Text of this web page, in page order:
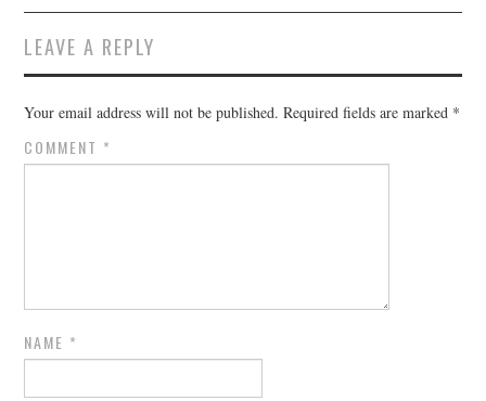
LEAVE A REPLY
Your email address will not be published. Required fields are marked *
COMMENT *
NAME *